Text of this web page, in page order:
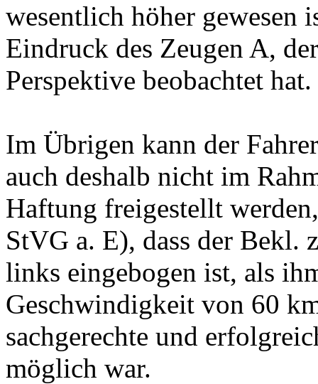
wesentlich höher gewesen
Eindruck des Zeugen A,
Perspektive beobachtet hat.
Im Übrigen kann der
auch deshalb nicht im
Haftung freigestellt
StVG a. E), dass der Bekl.
links eingebogen ist, als
Geschwindigkeit von 60
sachgerechte und
möglich war.